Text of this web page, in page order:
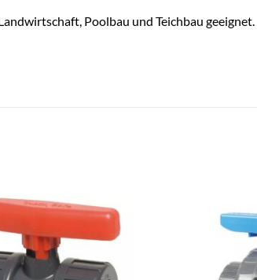
Poolbau und Teichbau geeignet.